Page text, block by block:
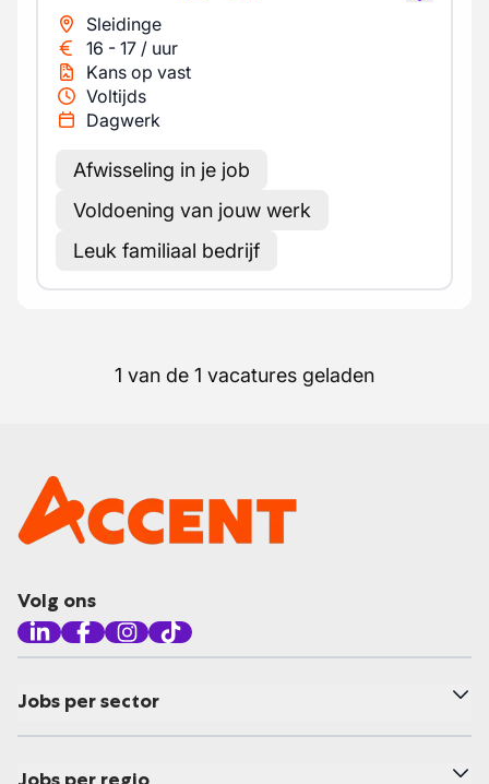
Sleidinge
16 - 17 / uur
Kans op vast
Voltijds
Dagwerk
Afwisseling in je job
Voldoening van jouw werk
Leuk familiaal bedrijf
1 van de 1 vacatures geladen
Volg ons
Jobs per sector